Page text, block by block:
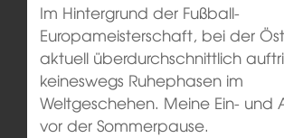
Im Hintergrund der Fußball-
Europameisterschaft, bei der
aktuell überdurchschnittlich
keineswegs Ruhephasen im
Weltgeschehen. Meine Ein- und
vor der Sommerpause.